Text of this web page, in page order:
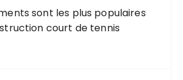
sont les plus populaires
court de tennis